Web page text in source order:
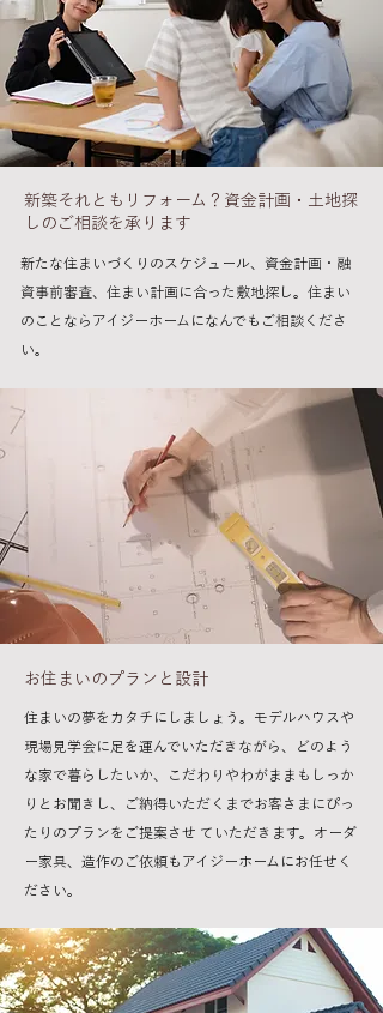
​新築それともリフォーム？資金計画・土地探
しのご相談を承ります
新たな住まいづくりのスケジュール、資金計画・融
資事前審査、住まい計画に合った敷地探し。住まい
のことならアイジーホームになんでもご相談くださ
い。
お住まいのプランと設計
住まいの夢をカタチにしましょう。モデルハウスや
現場見学会に足を運んでいただきながら、どのよう
な家で暮らしたいか、こだわりやわがままもしっか
りとお聞きし、ご納得いただくまでお客さまにぴっ
たりのプランをご提案させ ていただきます。オーダ
ー家具、造作のご依頼もアイジーホームにお任せく
ださい。